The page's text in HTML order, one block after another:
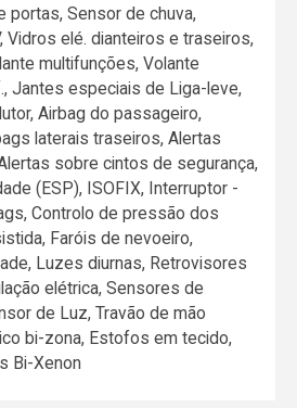
portas, Sensor de chuva,
Vidros elé. dianteiros e traseiros,
multifunções, Volante
Jantes especiais de Liga-leve,
Airbag do passageiro,
laterais traseiros, Alertas
sobre cintos de segurança,
(ESP), ISOFIX, Interruptor -
Controlo de pressão dos
Faróis de nevoeiro,
Luzes diurnas, Retrovisores
elétrica, Sensores de
de Luz, Travão de mão
bi-zona, Estofos em tecido,
Bi-Xenon